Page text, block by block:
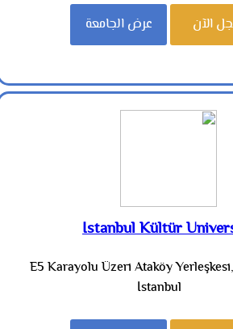
الآن عرض الجامعة
Istanbul Kültür
E5 Karayolu Üzeri Ataköy
İstanbul